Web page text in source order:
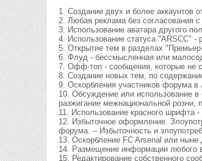
1. Создание двух и более аккаунтов
2. Любая реклама без согласования
3. Использование аватара другого
4. Использование статуса "ARSCC"
5. Открытие тем в разделах
6. Флуд - бессмысленная или
7. Офф-топ - сообщения, которые не
8. Создание новых тем, по
9. Оскорбления участников форума
10. Обсуждение или использование
разжигание межнациональной розни,
11. Использование красного шрифта
12. Избыточное оформление.
форума. – Избыточность и
13. Оскорбление FC Arsenal или
14. Размещение информации любого
15. Редактирование собственного